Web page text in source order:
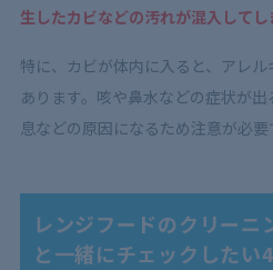
生したカビなどの汚れが混入してし
特に、カビが体内に入ると、アレ
あります。咳や鼻水などの症状が
息などの原因になるため注意が必要
レンジフードのクリーニ
と一緒にチェックしたい